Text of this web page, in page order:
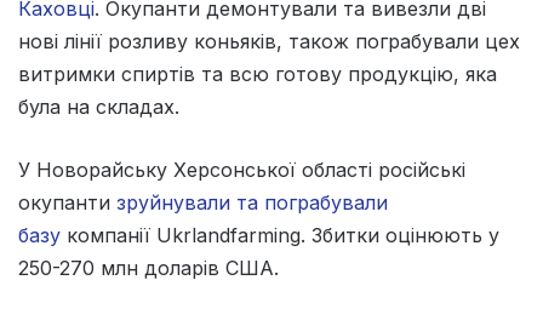
Каховці. Окупанти демонтували та вивезли дві
нові лінії розливу коньяків, також пограбували цех
витримки спиртів та всю готову продукцію, яка
була на складах.
У Новорайську Херсонської області російські
окупанти зруйнували та пограбували
базу компанії Ukrlandfarming. Збитки оцінюють у
250-270 млн доларів США.